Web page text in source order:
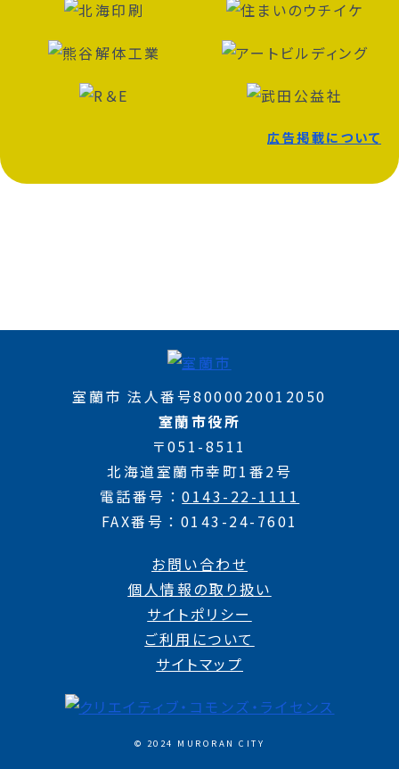
広告掲載について
室蘭市 法人番号8000020012050
室蘭市役所
〒051-8511
北海道室蘭市幸町1番2号
電話番号
0143-22-1111
FAX番号
0143-24-7601
お問い合わせ
個人情報の取り扱い
サイトポリシー
ご利用について
サイトマップ
© 2024 MURORAN CITY